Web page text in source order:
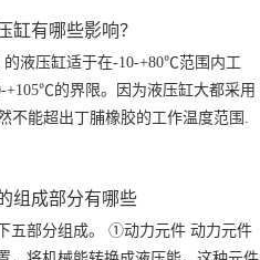
缸有哪些影响？
液压缸适于在-10-+80℃范围内工
+105℃的界限。因为液压缸大都采用
不能超出丁脯橡胶的工作温度范围.
组成部分有哪些
五部分组成。 ①动力元件 动力元件